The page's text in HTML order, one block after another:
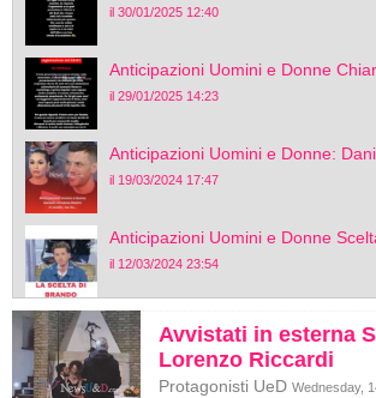
il 30/01/2025 12:40
Anticipazioni Uomini e Donne
il 29/01/2025 14:23
Anticipazioni Uomini e Donne:
il 19/03/2024 17:47
Anticipazioni Uomini e Donne
il 12/03/2024 23:54
Avvistati in esterna
Lorenzo Riccardi
Protagonisti UeD Wednesday,